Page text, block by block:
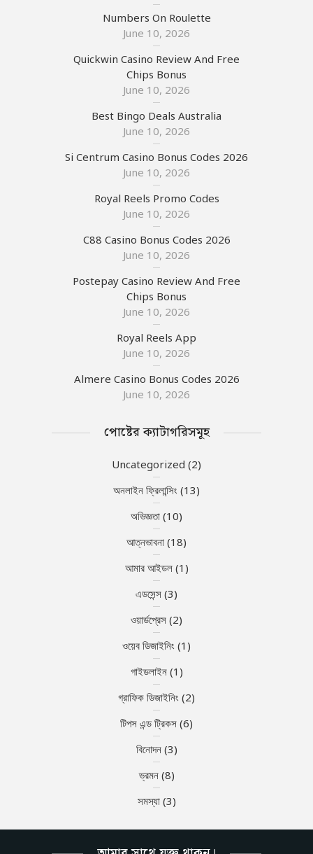
Numbers On Roulette
June 10, 2026
Quickwin Casino Review And Free
Chips Bonus
June 10, 2026
Best Bingo Deals Australia
June 10, 2026
Si Centrum Casino Bonus Codes 2026
June 10, 2026
Royal Reels Promo Codes
June 10, 2026
C88 Casino Bonus Codes 2026
June 10, 2026
Postepay Casino Review And Free
Chips Bonus
June 10, 2026
Royal Reels App
June 10, 2026
Almere Casino Bonus Codes 2026
June 10, 2026
পোষ্টের ক্যাটাগরিসমূহ
Uncategorized (2)
অনলাইন ফ্রিলান্সিং (13)
অভিজ্ঞতা (10)
আত্নভাবনা (18)
আমার আইডল(1)
এডসেন্স (3)
ওয়ার্ডপ্রেস (2)
ওয়েব ডিজাইনিং (1)
গাইডলাইন(1)
গ্রাফিক ডিজাইনিং (2)
টিপস এন্ড ট্রিকস (6)
বিনোদন(3)
ভ্রমন(8)
সমস্যা(3)